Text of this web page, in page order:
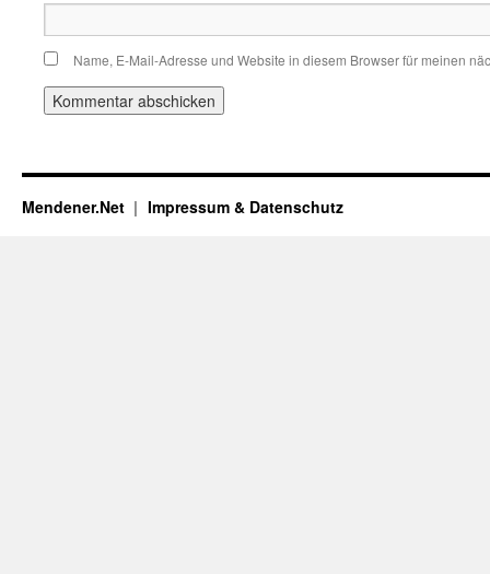
Name, E-Mail-Adresse und Website in diesem Browser für meinen
Mendener.Net Impressum & Datenschutz